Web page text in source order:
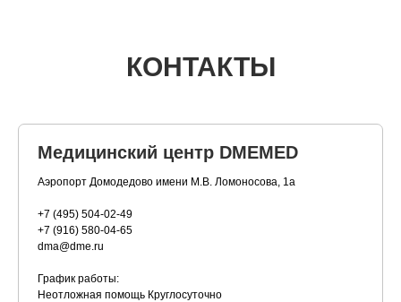
КОНТАКТЫ
Медицинский центр DMEMED
Аэропорт Домодедово имени М.В. Ломоносова, 1а
+7 (495) 504-02-49
+7 (916) 580-04-65
dma@dme.ru
График работы:
Неотложная помощь Круглосуточно